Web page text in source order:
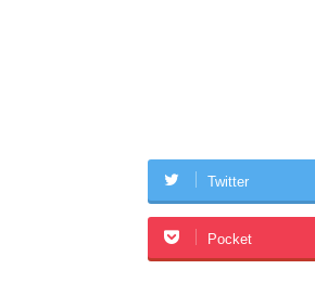
Twitter
Pocket